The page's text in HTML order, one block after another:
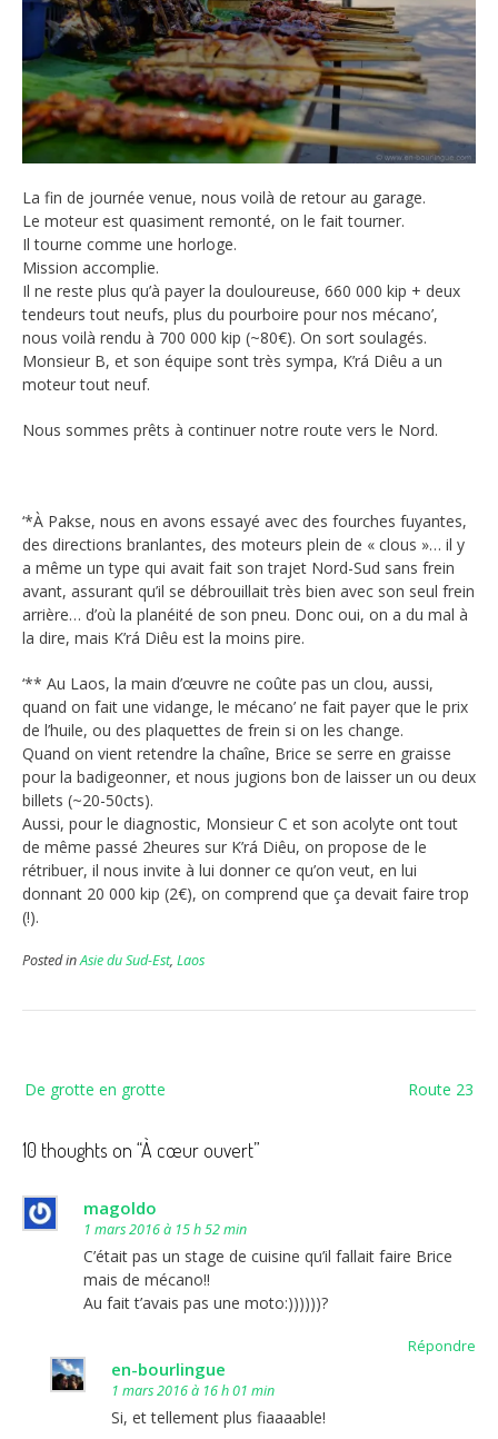
La fin de journée venue, nous voilà de retour au garage.
Le moteur est quasiment remonté, on le fait tourner.
Il tourne comme une horloge.
Mission accomplie.
Il ne reste plus qu’à payer la douloureuse, 660 000 kip + deux
tendeurs tout neufs, plus du pourboire pour nos mécano’,
nous voilà rendu à 700 000 kip (~80€). On sort soulagés.
Monsieur B, et son équipe sont très sympa, K’rá Diêu a un
moteur tout neuf.
Nous sommes prêts à continuer notre route vers le Nord.
‘*À Pakse, nous en avons essayé avec des fourches fuyantes,
des directions branlantes, des moteurs plein de « clous »… il y
a même un type qui avait fait son trajet Nord-Sud sans frein
avant, assurant qu’il se débrouillait très bien avec son seul frein
arrière… d’où la planéité de son pneu. Donc oui, on a du mal à
la dire, mais K’rá Diêu est la moins pire.
‘** Au Laos, la main d’œuvre ne coûte pas un clou, aussi,
quand on fait une vidange, le mécano’ ne fait payer que le prix
de l’huile, ou des plaquettes de frein si on les change.
Quand on vient retendre la chaîne, Brice se serre en graisse
pour la badigeonner, et nous jugions bon de laisser un ou deux
billets (~20-50cts).
Aussi, pour le diagnostic, Monsieur C et son acolyte ont tout
de même passé 2heures sur K’rá Diêu, on propose de le
rétribuer, il nous invite à lui donner ce qu’on veut, en lui
donnant 20 000 kip (2€), on comprend que ça devait faire trop
(!).
Posted inAsie du Sud-Est, Laos
de
l’article
Route 23
De grotte en grotte
10 thoughts on “À cœur ouvert”
magoldo
1 mars 2016 à 15 h 52 min
C’était pas un stage de cuisine qu’il fallait faire Brice
mais de mécano!!
Au fait t’avais pas une moto:))))))?
Répondre
en-bourlingue
1 mars 2016 à 16 h 01 min
Si, et tellement plus fiaaaable!